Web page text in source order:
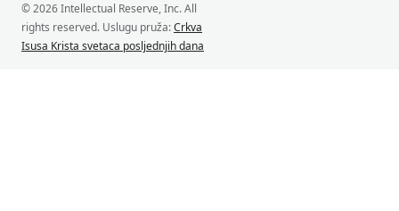
© 2026 Intellectual Reserve, Inc. All
rights reserved. Uslugu pruža:Crkva
Isusa Krista svetaca posljednjih dana